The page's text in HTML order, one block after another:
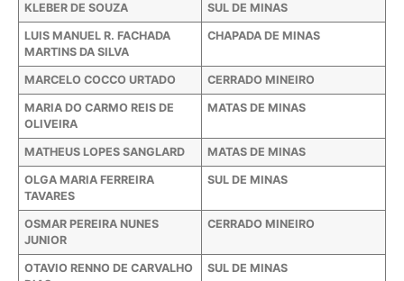
KLEBER DE SOUZA SUL DE MINAS
LUIS MANUEL R. FACHADA
MARTINS DA SILVA
CHAPADA DE MINAS
MARCELO COCCO URTADO CERRADO MINEIRO
MARIA DO CARMO REIS DE
OLIVEIRA
MATAS DE MINAS
MATHEUS LOPES SANGLARD MATAS DE MINAS
OLGA MARIA FERREIRA
TAVARES
SUL DE MINAS
OSMAR PEREIRA NUNES
JUNIOR
CERRADO MINEIRO
OTAVIO RENNO DE CARVALHO
SUL DE MINAS